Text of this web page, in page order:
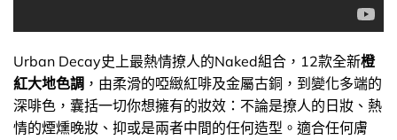
Urban Decay史上最熱情撩人的Naked組合，12款全新橙
紅大地色調 ，由柔滑的啞緻紅啡及金屬古銅，到變化多端的
深啡色，囊括一切你想擁有的妝效：不論是撩人的日妝、熱
情的煙燻晚妝、抑或是兩者中間的任何造型。適合任何膚